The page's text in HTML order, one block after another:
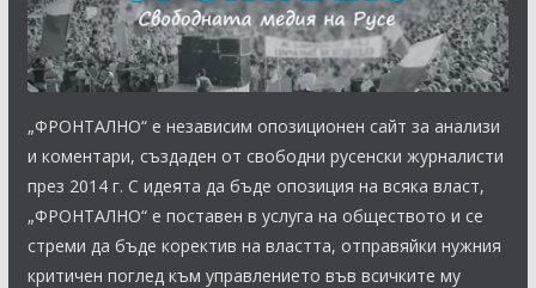
„ФРОНТАЛНО“ е независим опозиционен сайт за анализи
и коментари, създаден от свободни русенски журналисти
през 2014 г. С идеята да бъде опозиция на всяка власт,
„ФРОНТАЛНО“ е поставен в услуга на обществото и се
стреми да бъде коректив на властта, отправяйки нужния
критичен поглед към управлението във всичките му